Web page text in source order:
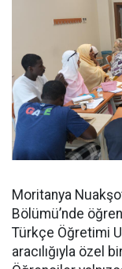
Moritanya
Bölümü’nde
Türkçe Öğretimi
aracılığıyla özel